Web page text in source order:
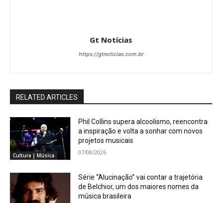
Gt Notícias
https://gtnoticias.com.br
RELATED ARTICLES
Cultura | Música
Phil Collins supera alcoolismo, reencontra
a inspiração e volta a sonhar com novos
projetos musicais
07/08/2026
Série “Alucinação” vai contar a trajetória
de Belchior, um dos maiores nomes da
música brasileira